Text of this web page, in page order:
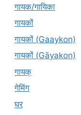
गायक/गायिका
गायकों
गायकों (Gaaykon)
गायकों (Gāyakon)
गायक्
गेमिंग
घर